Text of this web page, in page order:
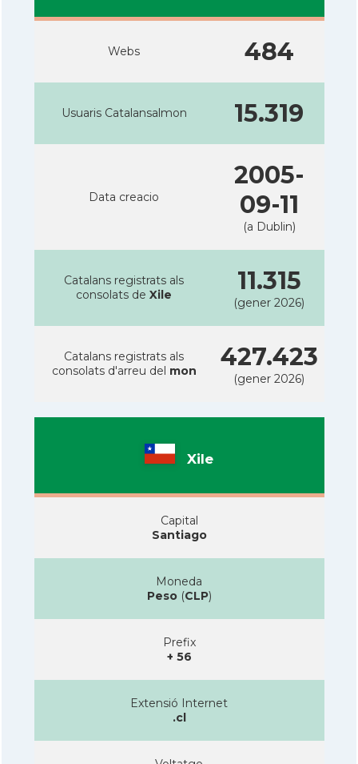
Webs 484
Usuaris Catalansalmon 15.319
Data creacio
2005-
09-11
(a Dublin)
Catalans registrats als
consolats de Xile 11.315
(gener 2026)
Catalans registrats als
consolats d'arreu del mon 427.423
(gener 2026)
Xile
Capital
Santiago
Moneda
Peso(CLP)
Prefix
+ 56
Extensió Internet
.cl